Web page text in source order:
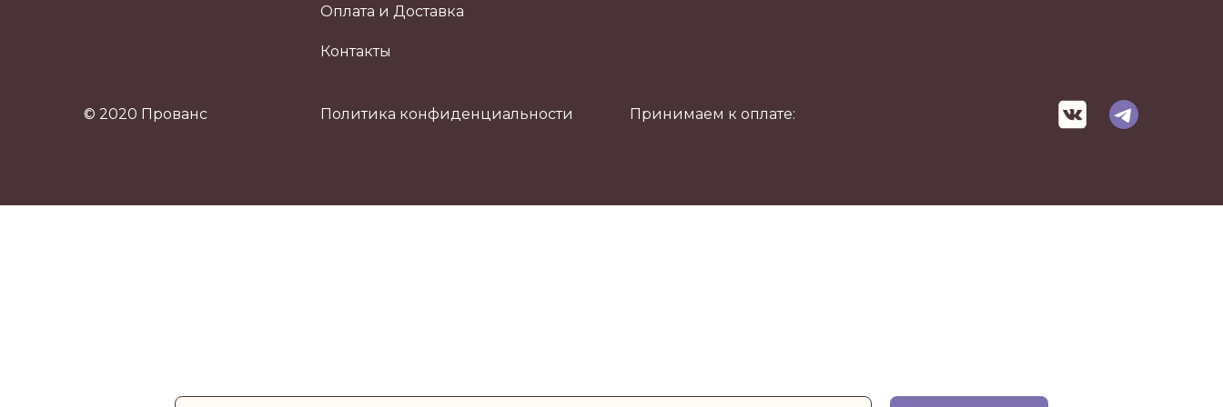
© 2020 Прованс
Оплата и Доставка
Контакты
Политика конфиденциальности Принимаем к оплате: